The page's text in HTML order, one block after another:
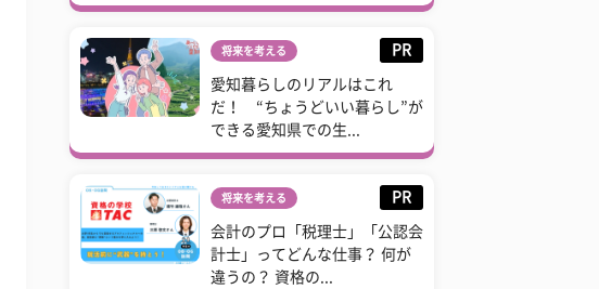
将来を考える PR
愛知暮らしのリアルはこれ
だ！ “ちょうどいい暮らし”が
できる愛知県での生...
将来を考える PR
会計のプロ「税理士」「公認会
計士」ってどんな仕事？ 何が
違うの？ 資格の...